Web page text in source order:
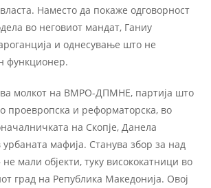
Наместо да покаже одговорност
во неговиот мандат, Ганиу
и однесување што не
функционер.
молкот на ВМРО-ДПМНЕ, партија што
проевропска и реформаторска, во
на Скопје, Данела
мафија. Станува збор за над
мали објекти, туку висококатници во
град на Република Македонија. Овој